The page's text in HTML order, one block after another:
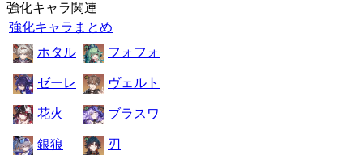
強化キャラ関連
強化キャラまとめ
ホタル
フォフォ
ゼーレ ヴェルト
花火 ブラスワ
銀狼 刃